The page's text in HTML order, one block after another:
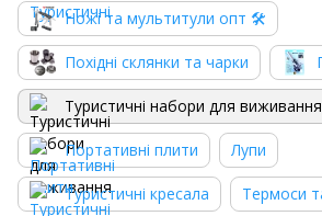
Ножі та мультитули опт 🛠
Похідні склянки та чарки
Туристичні набори для виживання
Портативні плити Лупи
Туристичні кресала Термоси